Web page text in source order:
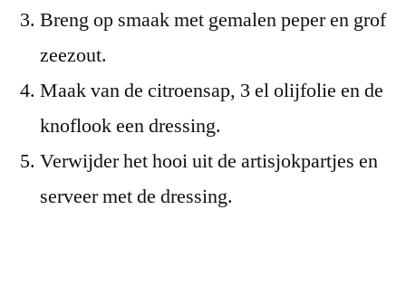
Breng op smaak met gemalen peper en grof
zeezout.
Maak van de citroensap, 3 el olijfolie en de
knoflook een dressing.
Verwijder het hooi uit de artisjokpartjes en
serveer met de dressing.